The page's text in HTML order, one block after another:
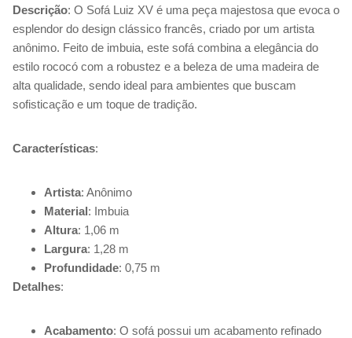
Descrição: O Sofá Luiz XV é uma peça majestosa que evoca o
esplendor do design clássico francês, criado por um artista
anônimo. Feito de imbuia, este sofá combina a elegância do
estilo rococó com a robustez e a beleza de uma madeira de
alta qualidade, sendo ideal para ambientes que buscam
sofisticação e um toque de tradição.
Características:
Artista: Anônimo
Material: Imbuia
Altura: 1,06 m
Largura: 1,28 m
Profundidade: 0,75 m
Detalhes:
Acabamento: O sofá possui um acabamento refinado